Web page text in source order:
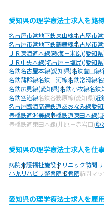
愛知県の理学療法士求人を路
名古屋市営地下鉄東山線名古屋市
名古屋市営地下鉄鶴舞線名古屋市
ＪＲ東海道本線(熱海－米原)(愛知県)
ＪＲ中央本線(名古屋－塩尻)(愛知県)
名鉄名古屋本線(愛知県)名鉄豊田線
名鉄蒲郡線名鉄三河線名鉄常滑線
名鉄広見線(愛知県)名鉄小牧線名鉄
名鉄空港線名鉄各務原線(愛知県)近
名古屋臨海高速鉄道あおなみ線愛
豊橋鉄道渥美線豊橋鉄道東田本線(
豊橋鉄道東田本線(井原－赤岩口)ゆ
愛知県の理学療法士求人を仕
病院介護福祉施設クリニック訪問
小児リハビリ整骨院接骨院訪問マ
愛知県の理学療法士求人を雇